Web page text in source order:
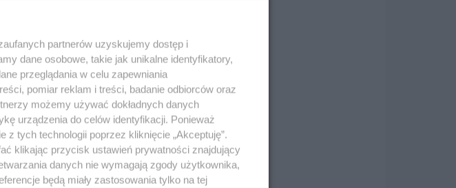
Udostępnij
partnerów uzyskujemy dostęp i
dane osobowe, takie jak unikalne identyfikatory,
przeglądania w celu zapewniania
pomiar reklam i treści, badanie odbiorców oraz
możemy używać dokładnych danych
urządzenia do celów identyfikacji. Ponieważ
tych technologii poprzez kliknięcie „Akceptuję”.
klikając przycisk ustawień prywatności znajdujący
danych nie wymagają zgody użytkownika,
będą miały zastosowania tylko na tej